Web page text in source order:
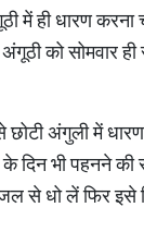
में ही धारण करना
को सोमवार
अंगुली में
के दिन भी पहनने
से धो लें फिर इसे